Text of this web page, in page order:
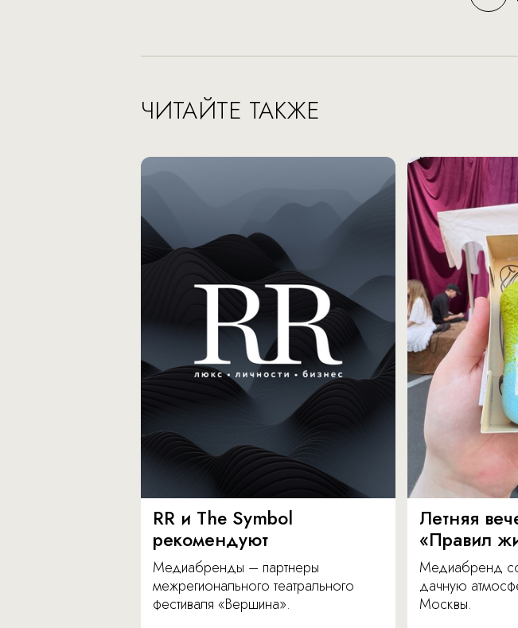
ЧИТАЙТЕ ТАКЖЕ
RR и The Symbol
рекомендуют
Медиабренды – партнеры
межрегионального театрального
фестиваля «Вершина».
Летняя
«Правил
Медиабренд
дачную
Москвы.